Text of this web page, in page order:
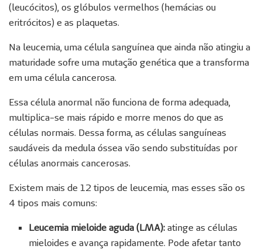
(leucócitos), os glóbulos vermelhos (hemácias ou
eritrócitos) e as plaquetas.
Na leucemia, uma célula sanguínea que ainda não atingiu a
maturidade sofre uma mutação genética que a transforma
em uma célula cancerosa.
Essa célula anormal não funciona de forma adequada,
multiplica-se mais rápido e morre menos do que as
células normais. Dessa forma, as células sanguíneas
saudáveis da medula óssea vão sendo substituídas por
células anormais cancerosas.
Existem mais de 12 tipos de leucemia, mas esses são os
4 tipos mais comuns:
Leucemia mieloide aguda (LMA): atinge as células
mieloides e avança rapidamente. Pode afetar tanto